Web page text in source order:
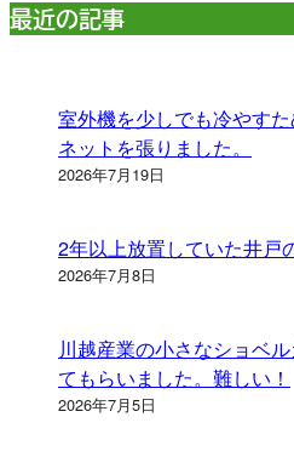
最近の記事
室外機を少しでも冷やす
ネットを張りました。
2026年7月19日
2年以上放置していた井戸
2026年7月8日
川越産業の小さなショベ
てもらいました。難しい！
2026年7月5日